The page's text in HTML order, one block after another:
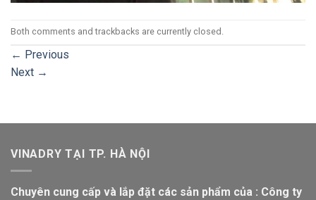
Both comments and trackbacks are currently closed.
← Previous
Next →
VINADRY TẠI TP. HÀ NỘI
Chuyên cung cấp và lắp đặt các sản phẩm của : Công ty